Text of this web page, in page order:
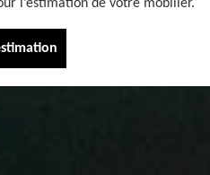
l’estimation de votre mobilier.